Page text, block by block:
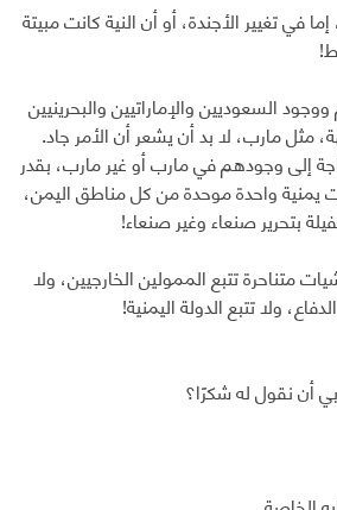
في تغيير الأجندة، أو أن النية كانت مبيتة
السعوديين والإماراتيين والبحرينيين
مثل مارب، لا بد أن يشعر أن الأمر جاد.
إلى وجودهم في مارب أو غير مارب، بقدر
يمنية واحدة موحدة من كل مناطق اليمن،
بتحرير صنعاء وغير صنعاء!
متناحرة تتبع الممولين الخارجيين، ولا
ولا تتبع الدولة اليمنية!
أن نقول له شكرًا؟